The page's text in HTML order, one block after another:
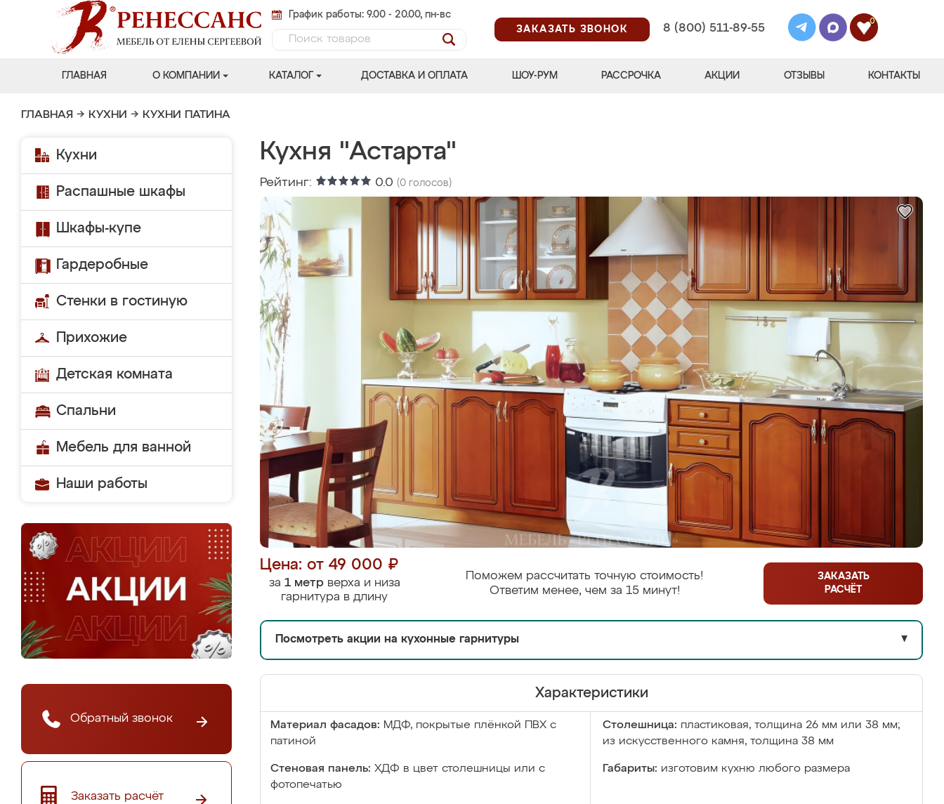
График работы: 9.00 - 20.00, пн-вс
ЗАКАЗАТЬ ЗВОНОК
8 (800) 511-89-55
0
ГЛАВНАЯ О КОМПАНИИ КАТАЛОГ ДОСТАВКА И ОПЛАТА ШОУ-РУМ РАССРОЧКА АКЦИИ ОТЗЫВЫ КОНТАКТЫ
ГЛАВНАЯ → КУХНИ → КУХНИ ПАТИНА
Кухни
Распашные шкафы
Шкафы-купе
Гардеробные
Стенки в гостиную
Прихожие
Детская комната
Спальни
Мебель для ванной
Наши работы
Обратный звонок
Заказать расчёт
Кухня "Астарта"
Рейтинг: 0.0 (0 голосов)
Цена: от 49 000 ₽
за 1 метрверха и низа
гарнитура в длину
Поможем рассчитать точную стоимость!
Ответим менее, чем за 15 минут!
ЗАКАЗАТЬ
РАСЧЁТ
Посмотреть акции на кухонные гарнитуры ▼
Характеристики
Материал фасадов: МДФ, покрытые плёнкой ПВХ с
патиной
Столешница: пластиковая, толщина 26 мм или 38 мм;
из искусственного камня, толщина 38 мм
Стеновая панель: ХДФ в цвет столешницы или с
фотопечатью
Габариты: изготовим кухню любого размера